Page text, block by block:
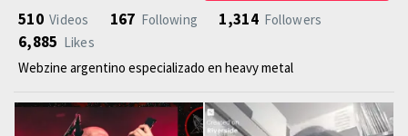
510 Videos 167 Following 1,314 Followers
6,885 Likes
Webzine argentino especializado en heavy metal